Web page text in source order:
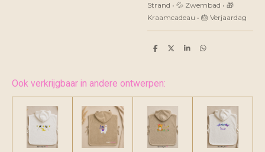
Strand • 💦 Zwembad • 🎁
Kraamcadeau • 🎂 Verjaardag
D
D
S
D
Ook verkrijgbaar in andere ontwerpen: